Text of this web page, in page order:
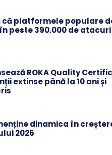
că platformele populare
peste 390.000 de
ROKA Quality
extinse până la 10 ani și
dinamica în
2026